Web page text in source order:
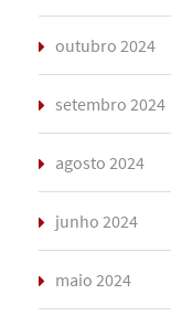
outubro 2024
setembro 2024
agosto 2024
junho 2024
maio 2024